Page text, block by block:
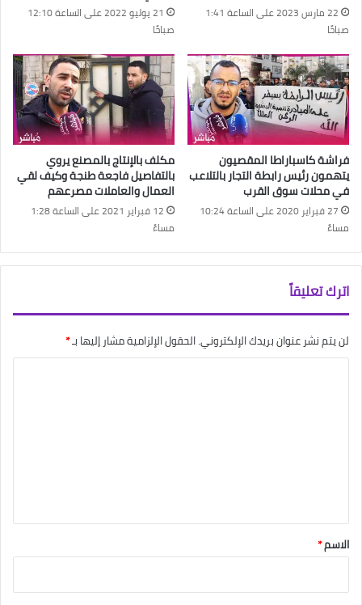
22 مارس 2023 على الساعة 1:41
صباحًا
21 يوليو 2022 على الساعة 12:10
صباحًا
فراشة كاسباراطا المقصيون
يتهمون رئيس رابطة التجار بالتلاعب
في محلات سوق القرب
27 فبراير 2020 على الساعة 10:24
مساءً
مكلف بالإنتاج بالمصنع يروي
بالتفاصيل فاجعة طنجة وكيف لقي
العمال والعاملات مصرعهم
12 فبراير 2021 على الساعة 1:28
مساءً
اترك تعليقاً
لن يتم نشر عنوان بريدك الإلكتروني.الحقول الإلزامية مشار إليها بـ*
*
الاسم*